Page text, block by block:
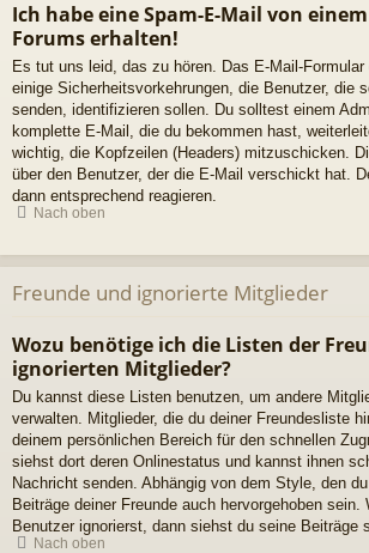
Ich habe eine Spam-E-Mail von
Forums erhalten!
Es tut uns leid, das zu hören. Das E-Mail-
einige Sicherheitsvorkehrungen, die Benutzer, die
senden, identifizieren sollen. Du solltest einem
komplette E-Mail, die du bekommen hast,
wichtig, die Kopfzeilen (Headers) mitzuschicken.
über den Benutzer, der die E-Mail verschickt hat.
dann entsprechend reagieren.
Nach oben
Freunde und ignorierte Mitglieder
Wozu benötige ich die Listen der
ignorierten Mitglieder?
Du kannst diese Listen benutzen, um andere
verwalten. Mitglieder, die du deiner Freundesliste
deinem persönlichen Bereich für den schnellen
siehst dort deren Onlinestatus und kannst ihnen
Nachricht senden. Abhängig von dem Style, den
Beiträge deiner Freunde auch hervorgehoben sein.
Benutzer ignorierst, dann siehst du seine Beiträge
Nach oben